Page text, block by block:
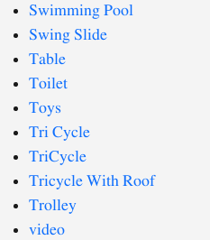
Swimming Pool
Swing Slide
Table
Toilet
Toys
Tri Cycle
TriCycle
Tricycle With Roof
Trolley
video